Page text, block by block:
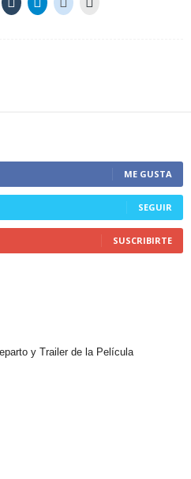
ME GUSTA
SEGUIR
SUSCRIBIRTE
y Trailer de la Película